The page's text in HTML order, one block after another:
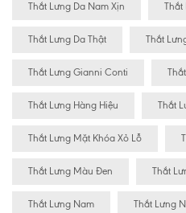
Thắt Lưng Da Nam Xịn Thắt
Thắt Lưng Da Thật Thắt
Thắt Lưng Gianni Conti
Thắt Lưng Hàng Hiệu Thắt
Thắt Lưng Mặt Khóa Xỏ Lỗ
Thắt Lưng Màu Đen Thắt
Thắt Lưng Nam Thắt Lưng